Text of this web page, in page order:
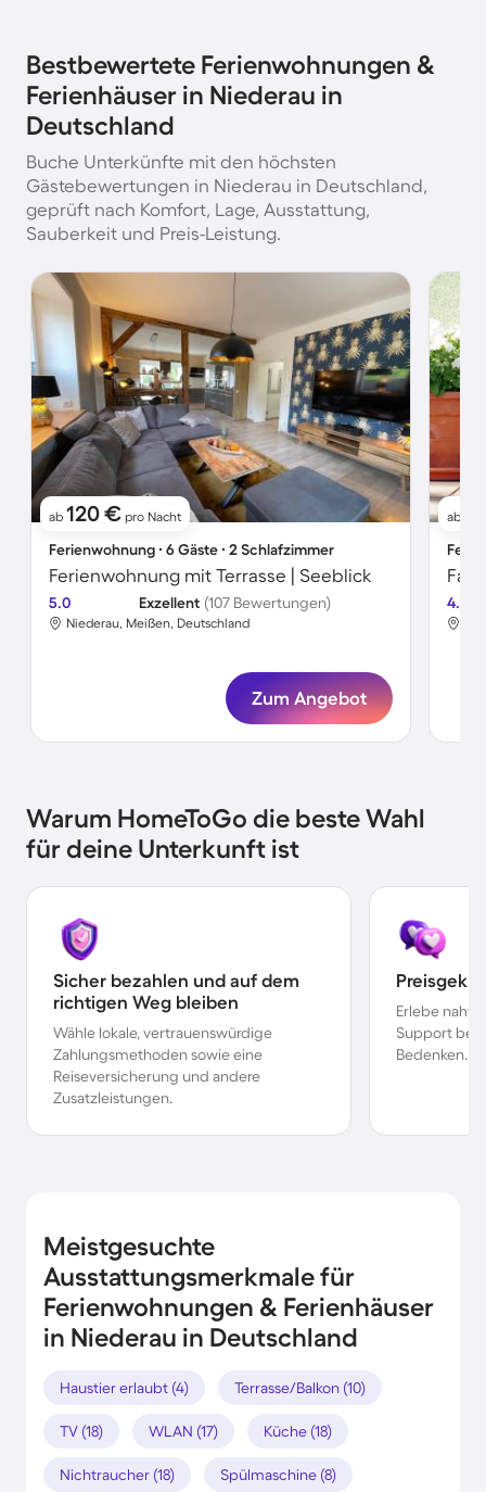
Bestbewertete Ferienwohnungen &
Ferienhäuser in Niederau in
Deutschland
Buche Unterkünfte mit den höchsten
Gästebewertungen in Niederau in Deutschland,
geprüft nach Komfort, Lage, Ausstattung,
Sauberkeit und Preis-Leistung.
ab 120 € pro Nacht
Ferienwohnung ∙ 6 Gäste ∙ 2 Schlafzimmer
Ferienwohnung mit Terrasse | Seeblick
5.0 Exzellent (107 Bewertungen)
Niederau, Meißen, Deutschland
Zum Angebot
ab
4.6
Warum HomeToGo die beste Wahl
für deine Unterkunft ist
Sicher bezahlen und auf dem
richtigen Weg bleiben
Wähle lokale, vertrauenswürdige
Zahlungsmethoden sowie eine
Reiseversicherung und andere
Zusatzleistungen.
Erlebe
Support bei
Bedenken.
Meistgesuchte
Ausstattungsmerkmale für
Ferienwohnungen & Ferienhäuser
in Niederau in Deutschland
Haustier erlaubt (4) Terrasse/Balkon (10)
TV (18) WLAN (17) Küche (18)
Nichtraucher (18) Spülmaschine (8)